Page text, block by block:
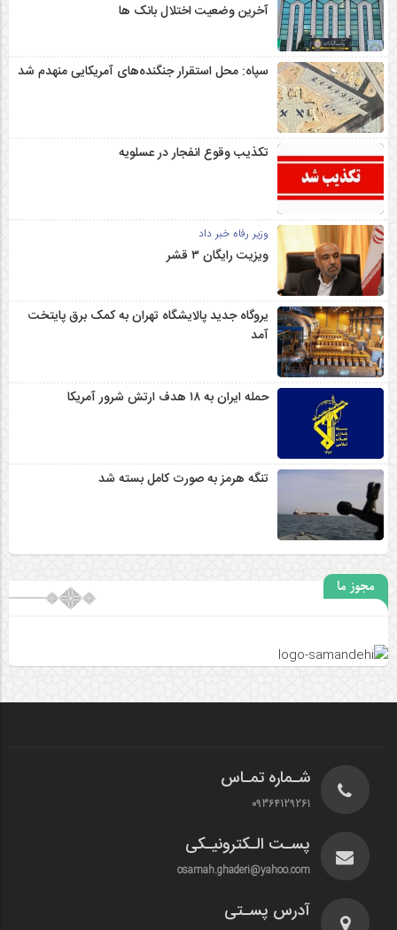
آخرین وضعیت اختلال بانک ها
سپاه: محل استقرار جنگنده‌های آمریکایی منهدم شد
تکذیب وقوع انفجار در عسلویه
وزیر رفاه خبر داد
ویزیت رایگان ۳ قشر
یروگاه جدید پالایشگاه تهران به کمک برق پایتخت
آمد
حمله ایران به ۱۸ هدف ارتش شرور آمریکا
تنگه هرمز به صورت کامل بسته شد
مجوز ما
شـماره تمـاس
09364129261
پسـت الـکترونیـکی
osamah.ghaderi@yahoo.com
آدرس پسـتی